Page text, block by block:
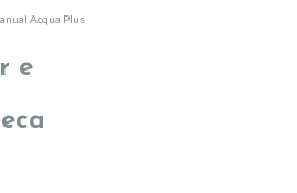
Acqua Plus
e